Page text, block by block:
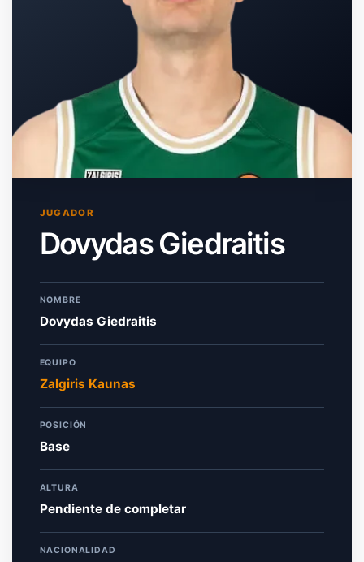
JUGADOR
Dovydas Giedraitis
NOMBRE
Dovydas Giedraitis
EQUIPO
Zalgiris Kaunas
POSICIÓN
Base
ALTURA
Pendiente de completar
NACIONALIDAD